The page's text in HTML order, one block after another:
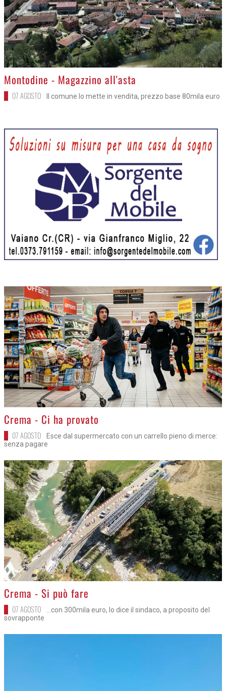
>Montodine - Magazzino all'asta
07 AGOSTO Il comune lo mette in vendita, prezzo base 80mila euro
>
Crema - Ci ha provato
07 AGOSTO
Esce dal supermercato con un carrello pieno di merce:
senza pagare
>
Crema - Si può fare
07 AGOSTO
...con 300mila euro, lo dice il sindaco, a proposito del
sovrapponte